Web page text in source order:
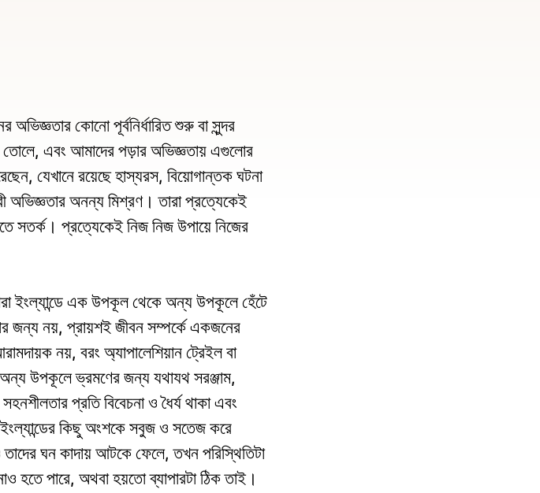
the
submenu.
কোনো পূর্বনির্ধারিত শুরু বা সুন্দর
এবং আমাদের পড়ার অভিজ্ঞতায় এগুলোর
যেখানে রয়েছে হাস্যরস, বিয়োগান্তক ঘটনা
অভিজ্ঞতার অনন্য মিশ্রণ। তারা প্রত্যেকেই
সতর্ক। প্রত্যেকেই নিজ নিজ উপায়ে নিজের
ইংল্যান্ডে এক উপকূল থেকে অন্য উপকূলে হেঁটে
জন্য নয়, প্রায়শই জীবন সম্পর্কে একজনের
নয়, বরং অ্যাপালেশিয়ান ট্রেইল বা
উপকূলে ভ্রমণের জন্য যথাযথ সরঞ্জাম,
প্রতি বিবেচনা ও ধৈর্য থাকা এবং
ইংল্যান্ডের কিছু অংশকে সবুজ ও সতেজ করে
ঘন কাদায় আটকে ফেলে, তখন পরিস্থিতিটা
হতে পারে, অথবা হয়তো ব্যাপারটা ঠিক তাই।